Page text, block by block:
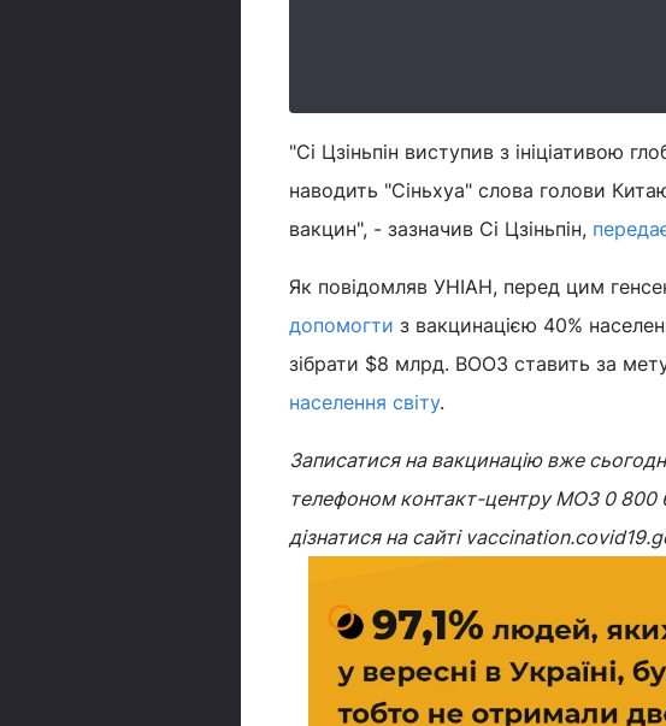
"Сі Цзіньпін виступив з ініціативою
наводить "Сіньхуа" слова голови
вакцин", - зазначив Сі Цзіньпін,
Як повідомляв УНІАН, перед цим
допомогти з вакцинацією 40%
зібрати $8 млрд. ВООЗ ставить за
населення світу.
Записатися на вакцинацію вже
телефоном контакт-центру МОЗ 0 800
дізнатися на сайті